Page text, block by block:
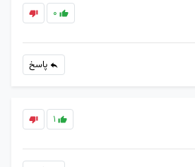
0
پاسخ
1